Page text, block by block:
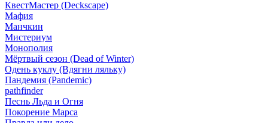
КвестМастер (Deckscape)
Мафия
Манчкин
Мистериум
Монополия
Мёртвый сезон (Dead of Winter)
Одень куклу (Вдягни ляльку)
Пандемия (Pandemic)
pathfinder
Песнь Льда и Огня
Покорение Марса